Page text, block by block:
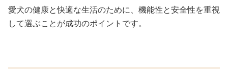
愛犬の健康と快適な生活のために、機能性と安全性を重視
して選ぶことが成功のポイントです。